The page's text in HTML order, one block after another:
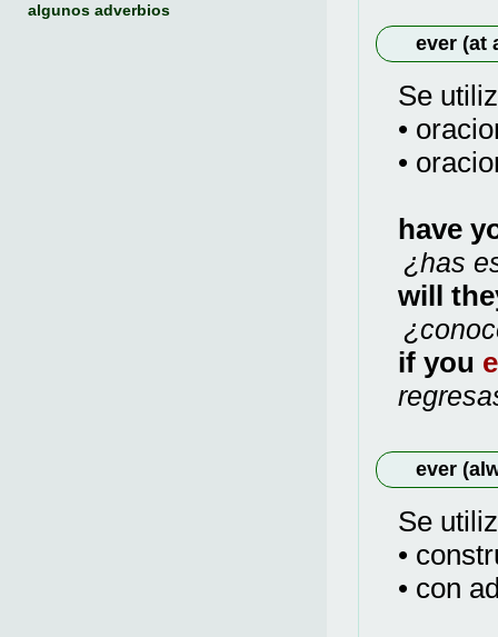
algunos adverbios
ever (at
Se
•
•
have
¿has
will
if you
ever
Se
•
• con